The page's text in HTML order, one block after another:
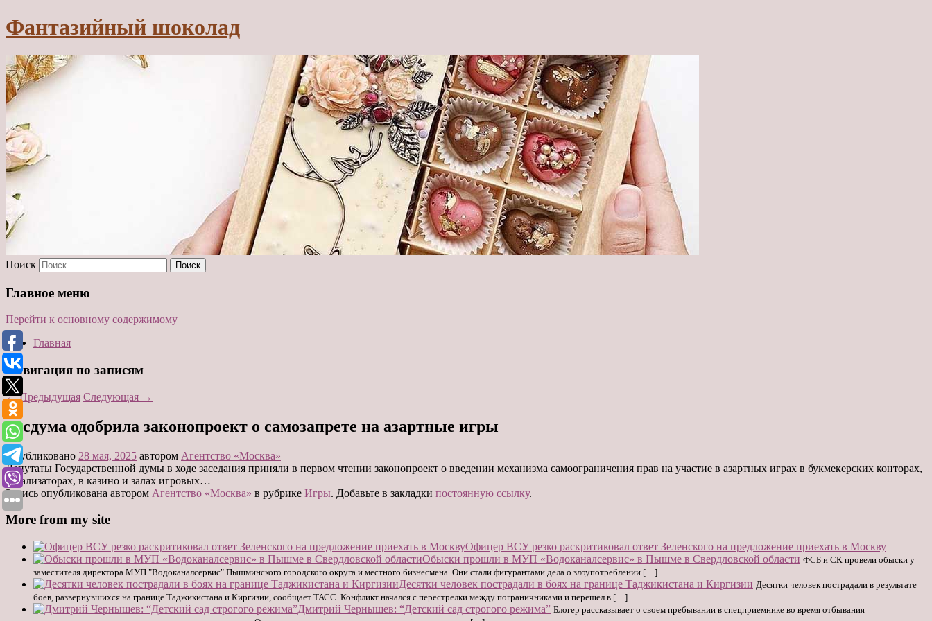
Фантазийный шоколад
Поиск
Главное меню
Перейти к основному содержимому
Главная
Навигация по записям
←Предыдущая Следующая →
Госдума одобрила законопроект о самозапрете на азартные игры
Опубликовано 28 мая, 2025 автором Агентство «Москва»
Депутаты Государственной думы в ходе заседания приняли в первом чтении законопроект о введении механизма самоограничения прав на участие в азартных играх в букмекерских конторах,
тотализаторах, в казино и залах игровых…
Запись опубликована автором Агентство «Москва» в рубрике Игры. Добавьте в закладки постоянную ссылку.
More from my site
Офицер ВСУ резко раскритиковал ответ Зеленского на предложение приехать в Москву
Обыски прошли в МУП «Водоканалсервис» в Пышме в Свердловской области ФСБ и СК провели обыски у
заместителя директора МУП "Водоканалсервис" Пышминского городского округа и местного бизнесмена. Они стали фигурантами дела о злоупотреблении […]
Десятки человек пострадали в боях на границе Таджикистана и Киргизии Десятки человек пострадали в результате
боев, развернувшихся на границе Таджикистана и Киргизии, сообщает ТАСС. Конфликт начался с перестрелки между пограничниками и перешел в […]
Дмитрий Чернышев: “Детский сад строгого режима” Блогер рассказывает о своем пребывании в спецприемнике во время отбывания